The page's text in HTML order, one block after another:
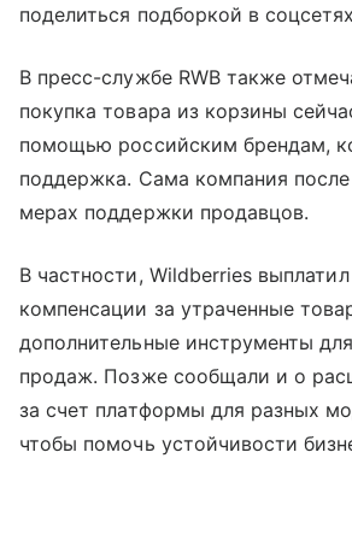
поделиться подборкой в
В пресс-службе RWB также
покупка товара из корзины
помощью российским брендам,
поддержка. Сама компания после
мерах поддержки продавцов.
В частности, Wildberries
компенсации за утраченные
дополнительные инструменты
продаж. Позже сообщали и о
за счет платформы для разных
чтобы помочь устойчивости